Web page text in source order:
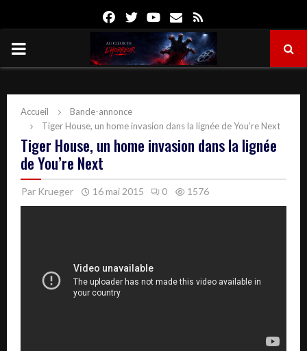
FacebookTwitterYoutube
Email
PRIMARY
Accueil
Bande-annonce
Tiger House, un home invasion dans la lignée de You’re Next
Tiger House, un home invasion dans la lignée
de You’re Next
Par Krueger 16 mai 2015 0 1576